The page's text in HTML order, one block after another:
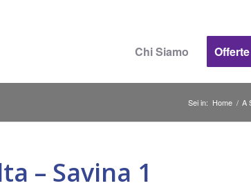
Chi Siamo Offerte
Sei in: Home / A
– Savina 1